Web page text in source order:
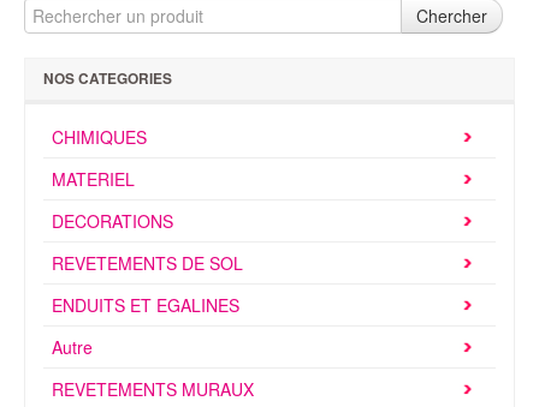
Accueil
Actualités
Dépôts
Contact
Chercher
NOS CATEGORIES
CHIMIQUES
MATERIEL
DECORATIONS
REVETEMENTS DE SOL
ENDUITS ET EGALINES
Autre
REVETEMENTS MURAUX